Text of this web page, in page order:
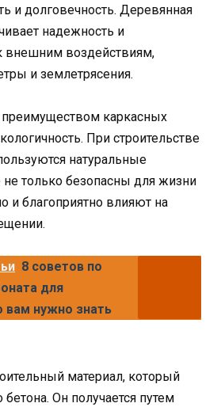
и долговечность. Деревянная
надежность и
внешним воздействиям,
и землетрясения.
каркасных
При строительстве
натуральные
только безопасны для жизни
и благоприятно влияют на
8 советов по
для
вам нужно знать
материал, который
бетона. Он получается путем